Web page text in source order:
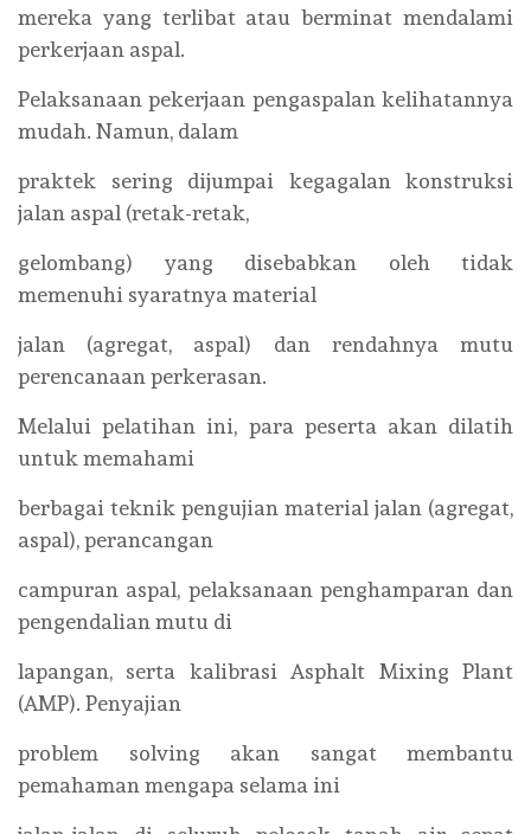
mereka yang terlibat atau berminat mendalami
perkerjaan aspal.
Pelaksanaan pekerjaan pengaspalan kelihatannya
mudah. Namun, dalam
praktek sering dijumpai kegagalan konstruksi
jalan aspal (retak-retak,
gelombang) yang disebabkan oleh tidak
memenuhi syaratnya material
jalan (agregat, aspal) dan rendahnya mutu
perencanaan perkerasan.
Melalui pelatihan ini, para peserta akan dilatih
untuk memahami
berbagai teknik pengujian material jalan (agregat,
aspal), perancangan
campuran aspal, pelaksanaan penghamparan dan
pengendalian mutu di
lapangan, serta kalibrasi Asphalt Mixing Plant
(AMP). Penyajian
problem solving akan sangat membantu
pemahaman mengapa selama ini